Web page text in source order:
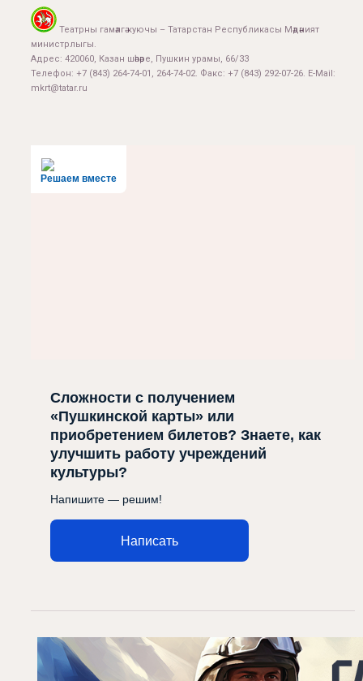
Театрны гамәлгә куючы – Татарстан Республикасы Мәдәният
министрлыгы.
Адрес: 420060, Казан шәһәре, Пушкин урамы, 66/33
Телефон: +7 (843) 264-74-01, 264-74-02. Факс: +7 (843) 292-07-26. E-Mail:
mkrt@tatar.ru
Решаем вместе
Сложности с получением
«Пушкинской карты» или
приобретением билетов? Знаете, как
улучшить работу учреждений
культуры?
Напишите — решим!
Написать